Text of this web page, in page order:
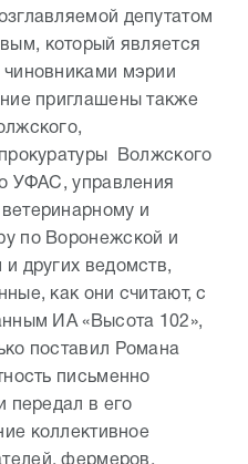
депутатом
который является
чиновниками мэрии
приглашены также
Волжского
УФАС, управления
и
по Воронежской и
и других ведомств,
как они считают, с
ИА «Высота 102»,
поставил Романа
письменно
передал в его
коллективное